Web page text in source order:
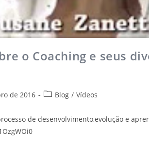
o Coaching e seus
de 2016 Blog / Vídeos
de desenvolvimento,evolução e